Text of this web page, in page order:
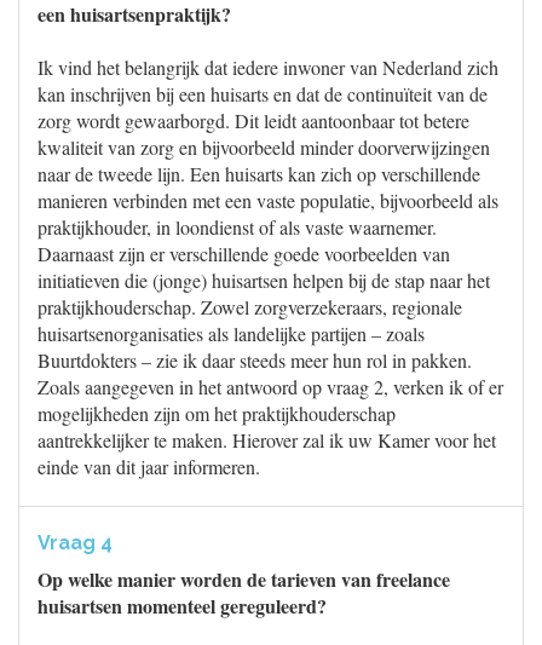
een huisartsenpraktijk?
Ik vind het belangrijk dat iedere inwoner van Nederland zich
kan inschrijven bij een huisarts en dat de continuïteit van de
zorg wordt gewaarborgd. Dit leidt aantoonbaar tot betere
kwaliteit van zorg en bijvoorbeeld minder doorverwijzingen
naar de tweede lijn. Een huisarts kan zich op verschillende
manieren verbinden met een vaste populatie, bijvoorbeeld als
praktijkhouder, in loondienst of als vaste waarnemer.
Daarnaast zijn er verschillende goede voorbeelden van
initiatieven die (jonge) huisartsen helpen bij de stap naar het
praktijkhouderschap. Zowel zorgverzekeraars, regionale
huisartsenorganisaties als landelijke partijen – zoals
Buurtdokters – zie ik daar steeds meer hun rol in pakken.
Zoals aangegeven in het antwoord op vraag 2, verken ik of er
mogelijkheden zijn om het praktijkhouderschap
aantrekkelijker te maken. Hierover zal ik uw Kamer voor het
einde van dit jaar informeren.
Vraag 4
Op welke manier worden de tarieven van freelance
huisartsen momenteel gereguleerd?